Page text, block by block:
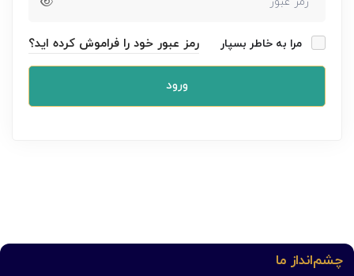
مرا به خاطر بسپار رمز عبور خود را فراموش کرده اید؟
ورود
چشم‌انداز ما